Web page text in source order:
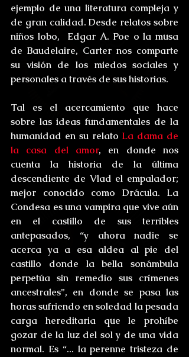
ejemplo de una literatura compleja y
de gran calidad. Desde relatos sobre
niños lobo,  Edgar A. Poe o la musa
de Baudelaire, Carter nos comparte
su visión de los miedos sociales y
personales a través de sus historias.
Tal es el acercamiento que hace
sobre las ideas fundamentales de la
humanidad en su relato La dama de
la casa del amor, en donde nos
cuenta la historia de la última
descendiente de Vlad el empalador;
mejor conocido como Drácula. La
Condesa es una vampira que vive aún
en el castillo de sus terribles
antepasados, “y ahora nadie se
acerca ya a esa aldea al pie del
castillo donde la bella sonámbula
perpetúa sin remedio sus crímenes
ancestrales”, en donde se pasa las
horas sufriendo en soledad la pesada
carga hereditaria que le prohíbe
gozar de la luz del sol y de una vida
normal. Es “... la perenne tristeza de